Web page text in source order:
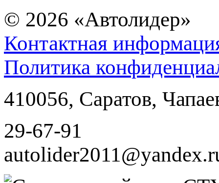
© 2026 «Автолидер»
Контактная
Политика
410056, Саратов,
29-67-91